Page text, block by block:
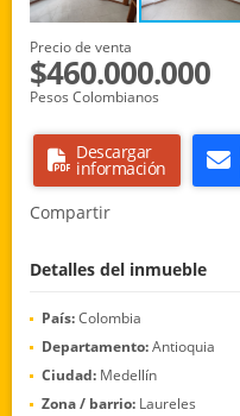
Precio de venta
$460.000.000
Pesos Colombianos
Descargar
información
Compartir
Detalles del inmueble
País:Colombia
Departamento:Antioquia
Ciudad: Medellín
Zona / barrio: Laureles